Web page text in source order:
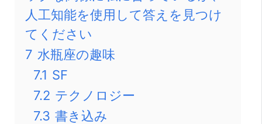
人工知能を使用して答えを見つけ
てください
7 水瓶座の趣味
7.1 SF
7.2 テクノロジー
7.3 書き込み